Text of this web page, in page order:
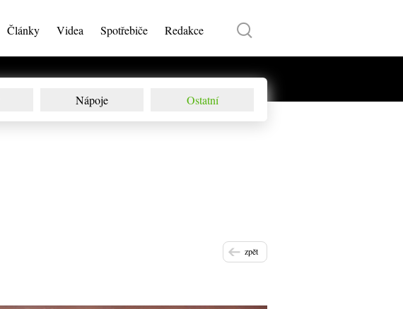
Články Videa Spotřebiče Redakce
Nápoje Ostatní
zpět